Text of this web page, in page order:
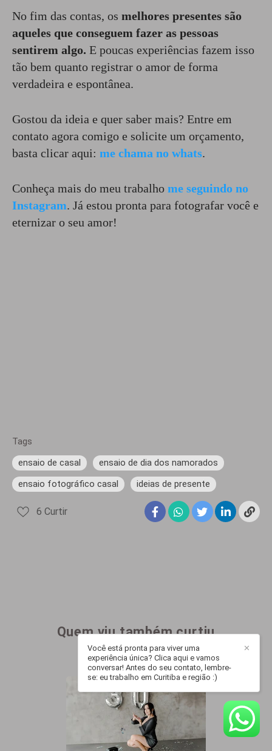
No fim das contas, os melhores presentes são
aqueles que conseguem fazer as pessoas
sentirem algo. E poucas experiências fazem isso
tão bem quanto registrar o amor de forma
verdadeira e espontânea.
Gostou da ideia e quer saber mais? Entre em
contato agora comigo e solicite um orçamento,
basta clicar aqui: me chama no whats.
Conheça mais do meu trabalho me seguindo no
Instagram. Já estou pronta para fotografar você e
eternizar o seu amor!
Tags
ensaio de casal
ensaio de dia dos namorados
ensaio fotográfico casal
ideias de presente
6 Curtir
Quem viu também curtiu
✕
Você está pronta para viver uma
experiência única? Clica aqui e vamos
conversar! Antes do seu contato, lembre-
se: eu trabalho em Curitiba e região :)